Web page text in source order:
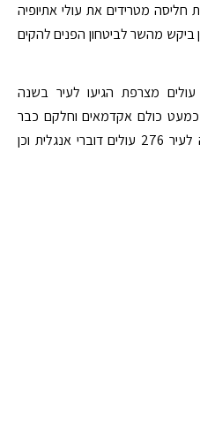
חליסה מטרידים את עולי אתיופיה
ביקש מהשר לביטחון הפנים להקים
מצרפת הגיעו לעיר בשנה
, כמעט כולם אקדמאים וחלקם כבר
מרצה בטכניון. כמו-כן הגיעו השנה לעיר 276 עולים דוברי אנגלית וכן